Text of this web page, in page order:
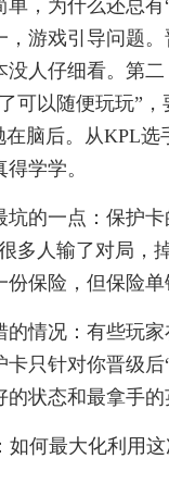
单，为什么还总
，游戏引导问题
没人仔细看。第
可以随便玩玩”
在脑后。从KPL
学学。
坑的一点：保护
多人输了对局，
保险，但保险
的情况：有些玩
只针对你晋级
状态和最拿手
如何最大化利用